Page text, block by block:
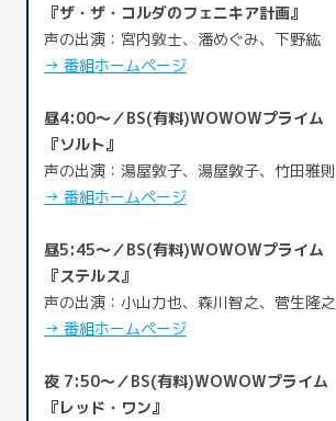
『ザ・ザ・コルダのフェニキア計画』
声の出演：宮内敦士、潘めぐみ、下野紘
→ 番組ホームページ
昼4:00～／BS(有料)WOWOWプライム
『ソルト』
声の出演：湯屋敦子、湯屋敦子、竹田雅則
→ 番組ホームページ
昼5:45～／BS(有料)WOWOWプライム
『ステルス』
声の出演：小山力也、森川智之、菅生隆之
→ 番組ホームページ
夜 7:50～／BS(有料)WOWOWプライム
『レッド・ワン』